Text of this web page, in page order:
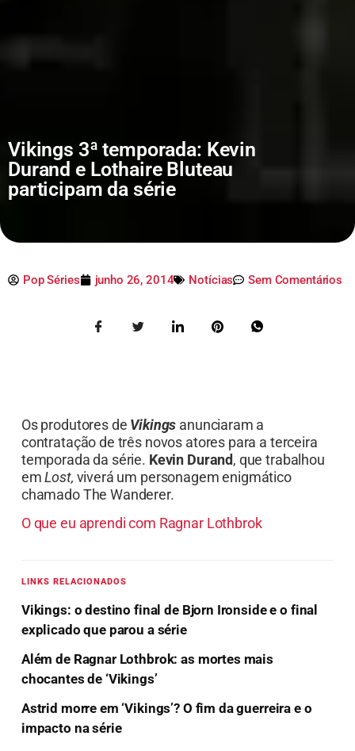
Vikings 3ª temporada: Kevin
Durand e Lothaire Bluteau
participam da série
Pop Séries junho 26, 2014 Notícias Sem Comentários
Os produtores de Vikings anunciaram a
contratação de três novos atores para a terceira
temporada da série. Kevin Durand, que trabalhou
emLost, viverá um personagem enigmático
chamado The Wanderer.
O que eu aprendi com Ragnar Lothbrok
LINKS RELACIONADOS
Vikings: o destino final de Bjorn Ironside e o final
explicado que parou a série
Além de Ragnar Lothbrok: as mortes mais
chocantes de ‘Vikings’
Astrid morre em ‘Vikings’? O fim da guerreira e o
impacto na série